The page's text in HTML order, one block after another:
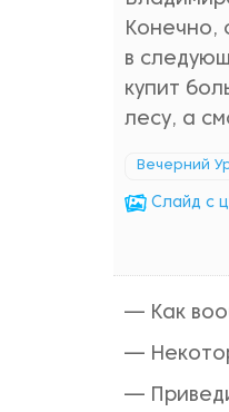
Конечно,
в
купит
лесу, а
Вечерний
Cлайд с
— Как
—
—